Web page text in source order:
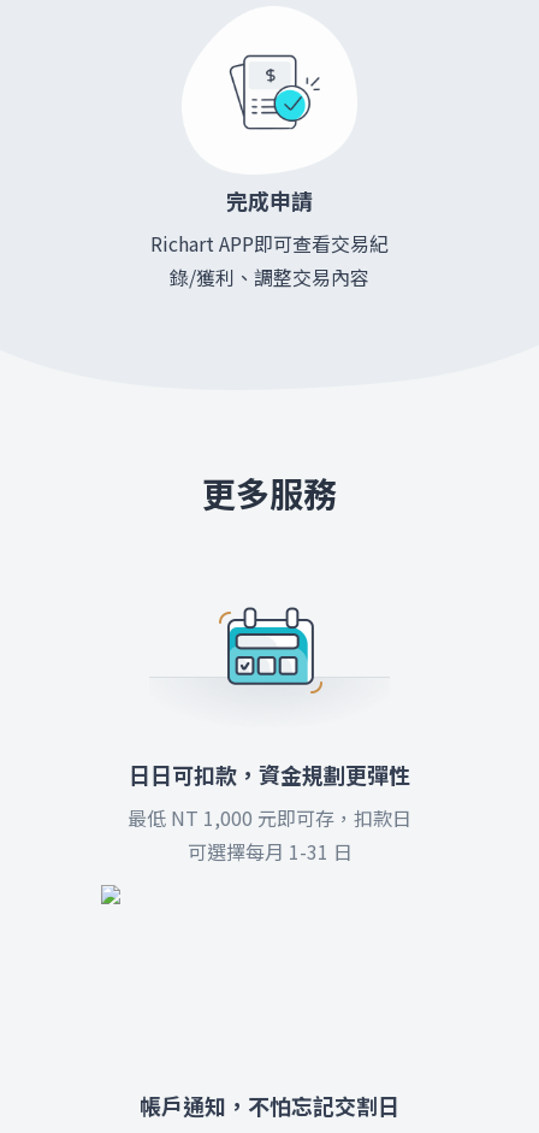
完成申請
Richart APP即可查看交易紀
錄/獲利、調整交易內容
更多服務
日日可扣款，資金規劃更彈性
最低 NT 1,000 元即可存，扣款日
可選擇每月 1-31 日
帳戶通知，不怕忘記交割日